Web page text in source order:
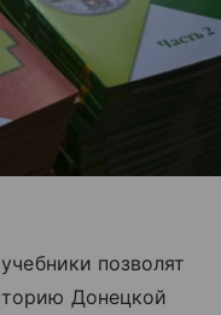
позволят
Донецкой